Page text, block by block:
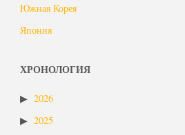
Южная Корея
Япония
ХРОНОЛОГИЯ
2026
2025